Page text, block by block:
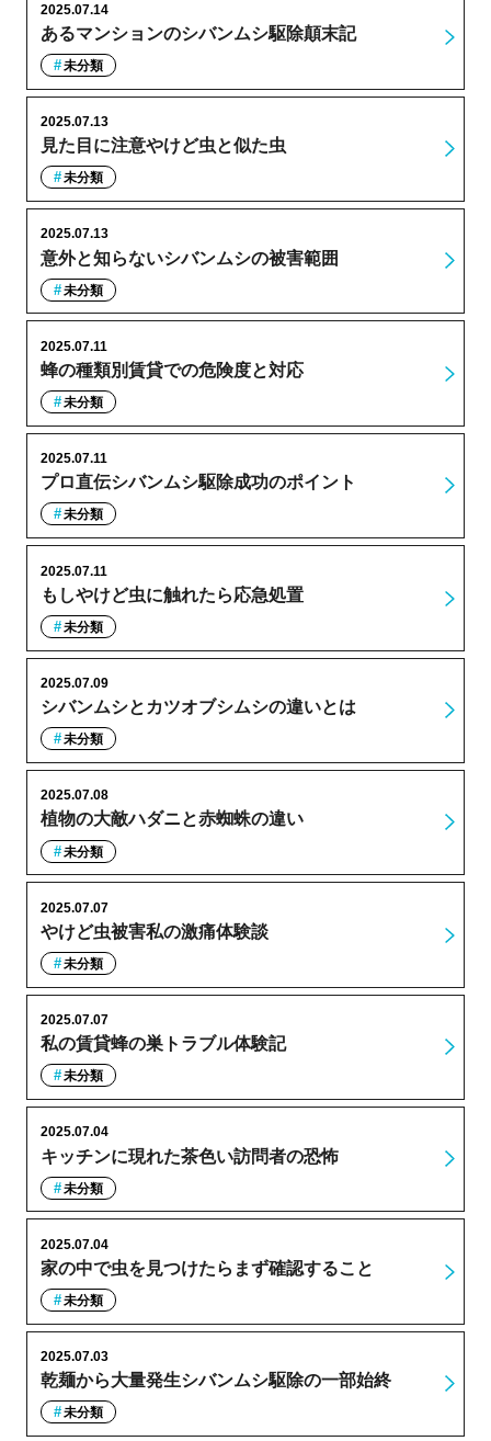
あるマンションのシバンムシ駆除顛末記
2025.07.14
未分類
見た目に注意やけど虫と似た虫
2025.07.13
未分類
意外と知らないシバンムシの被害範囲
2025.07.13
未分類
蜂の種類別賃貸での危険度と対応
2025.07.11
未分類
プロ直伝シバンムシ駆除成功のポイント
2025.07.11
未分類
もしやけど虫に触れたら応急処置
2025.07.11
未分類
シバンムシとカツオブシムシの違いとは
2025.07.09
未分類
植物の大敵ハダニと赤蜘蛛の違い
2025.07.08
未分類
やけど虫被害私の激痛体験談
2025.07.07
未分類
私の賃貸蜂の巣トラブル体験記
2025.07.07
未分類
キッチンに現れた茶色い訪問者の恐怖
2025.07.04
未分類
家の中で虫を見つけたらまず確認すること
2025.07.04
未分類
乾麺から大量発生シバンムシ駆除の一部始終
2025.07.03
未分類